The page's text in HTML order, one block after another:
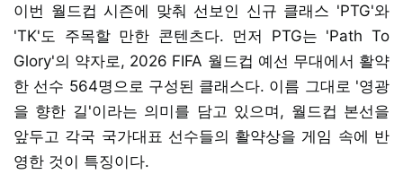
이번 월드컵 시즌에 맞춰 선보인 신규 클래스 'PTG'와
'TK'도 주목할 만한 콘텐츠다. 먼저 PTG는 'Path To
Glory'의 약자로, 2026 FIFA 월드컵 예선 무대에서 활약
한 선수 564명으로 구성된 클래스다. 이름 그대로 '영광
을 향한 길'이라는 의미를 담고 있으며, 월드컵 본선을
앞두고 각국 국가대표 선수들의 활약상을 게임 속에 반
영한 것이 특징이다.